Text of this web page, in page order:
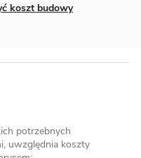
koszt budowy
potrzebnych
uwzględnia koszty